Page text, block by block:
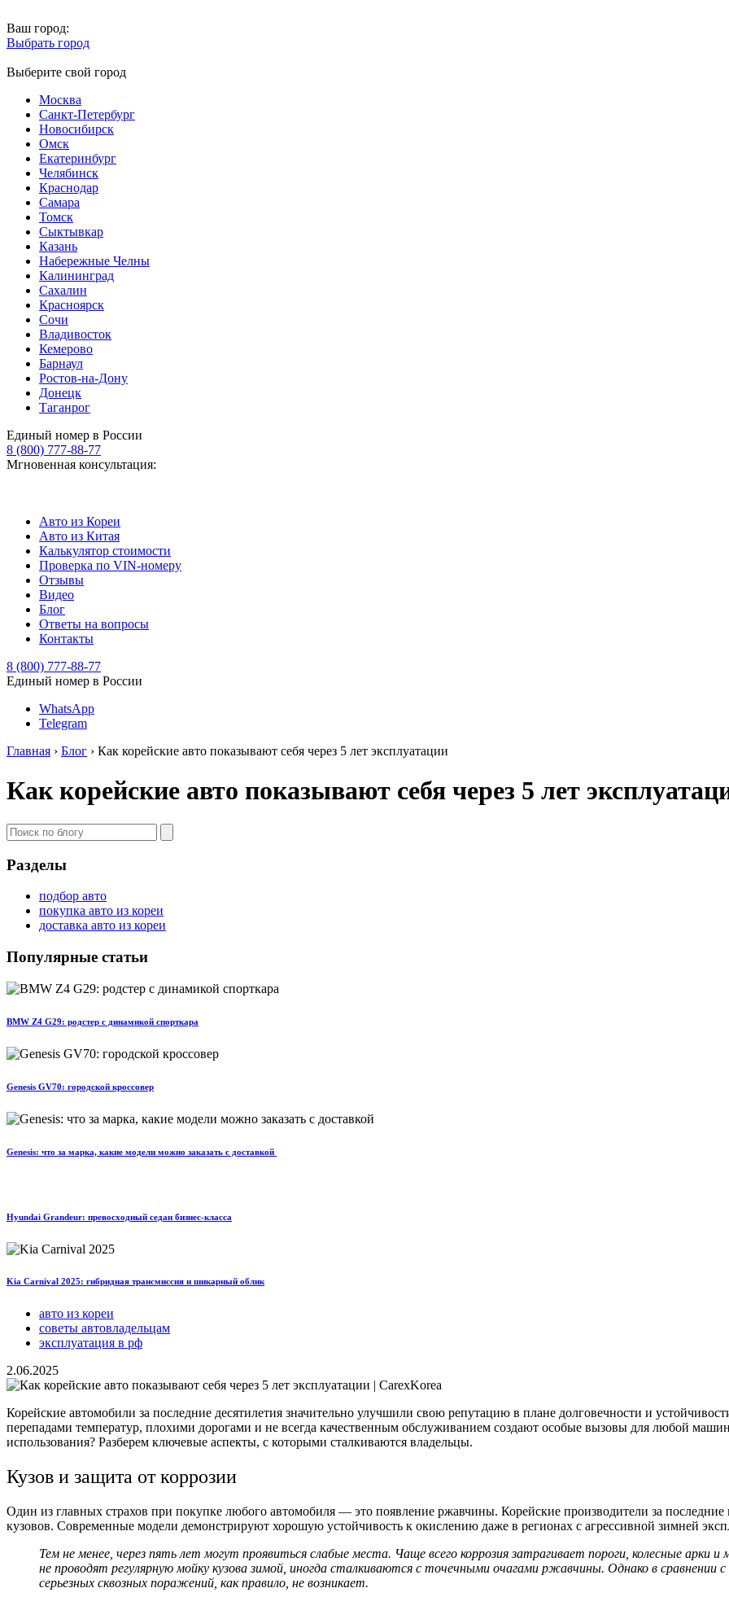
Ваш город:
Выбрать город
Выберите свой город
Москва
Санкт-Петербург
Новосибирск
Омск
Екатеринбург
Челябинск
Краснодар
Самара
Томск
Сыктывкар
Казань
Набережные Челны
Калининград
Сахалин
Красноярск
Сочи
Владивосток
Кемерово
Барнаул
Ростов-на-Дону
Донецк
Таганрог
Единый номер в России
8 (800) 777-88-77
Мгновенная консультация:
Авто из Кореи
Авто из Китая
Калькулятор стоимости
Проверка по VIN-номеру
Отзывы
Видео
Блог
Ответы на вопросы
Контакты
8 (800) 777-88-77
Единый номер в России
WhatsApp
Telegram
Главная › Блог › Как корейские авто показывают себя через 5 лет эксплуатации
Как корейские авто показывают себя через 5 лет
Разделы
подбор авто
покупка авто из кореи
доставка авто из кореи
Популярные статьи
BMW Z4 G29: родстер с динамикой спорткара
Genesis GV70: городской кроссовер
Genesis: что за марка, какие модели можно заказать с доставкой
Hyundai Grandeur: превосходный седан бизнес-класса
Kia Carnival 2025: гибридная трансмиссия и шикарный облик
авто из кореи
советы автовладельцам
эксплуатация в рф
2.06.2025
Корейские автомобили за последние десятилетия значительно улучшили свою репутацию в плане долговечности и
перепадами температур, плохими дорогами и не всегда качественным обслуживанием создают особые вызовы для любой
использования? Разберем ключевые аспекты, с которыми сталкиваются владельцы.
Кузов и защита от коррозии
Один из главных страхов при покупке любого автомобиля — это появление ржавчины. Корейские производители за
кузовов. Современные модели демонстрируют хорошую устойчивость к окислению даже в регионах с агрессивной зимней
Тем не менее, через пять лет могут проявиться слабые места. Чаще всего коррозия затрагивает пороги, колесные арки
не проводят регулярную мойку кузова зимой, иногда сталкиваются с точечными очагами ржавчины. Однако в сравнении
серьезных сквозных поражений, как правило, не возникает.